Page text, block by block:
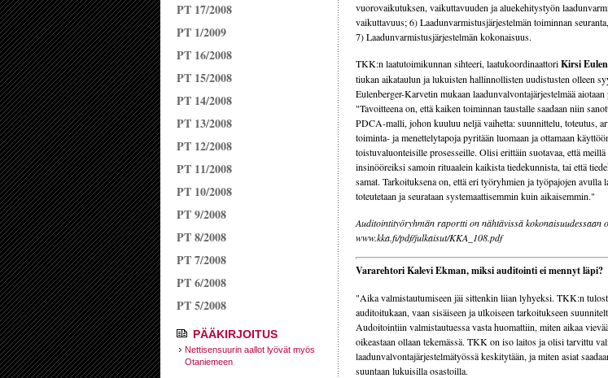
PT 17/2008
PT 1/2009
PT 16/2008
PT 15/2008
PT 14/2008
PT 13/2008
PT 12/2008
PT 11/2008
PT 10/2008
PT 9/2008
PT 8/2008
PT 7/2008
PT 6/2008
PT 5/2008
PÄÄKIRJOITUS
Nettisensuurin aallot lyövät myös
Otaniemeen
vuorovaikutuksen, vaikuttavuuden ja aluekehitystyön
vaikuttavuus; 6) Laadunvarmistusjärjestelmän toiminnan
7) Laadunvarmistusjärjestelmän kokonaisuus.
TKK:n laatutoimikunnan sihteeri, laatukoordinaattoriKirsi
tiukan aikataulun ja lukuisten hallinnollisten uudistusten olleen
Eulenberger-Karvetin mukaan laadunvalvontajärjestelmää
"Tavoitteena on, että kaiken toiminnan taustalle saadaan niin
PDCA-malli, johon kuuluu neljä vaihetta: suunnittelu, toteutus,
toiminta- ja menettelytapoja pyritään luomaan ja ottamaan
toistuvaluonteisille prosesseille. Olisi erittäin suotavaa, että
insinööreiksi samoin rituaalein kaikista tiedekunnista, tai että
samat. Tarkoituksena on, että eri työryhmien ja työpajojen avulla
toteutetaan ja seurataan systemaattisemmin kuin aikaisemmin."
Auditointityöryhmän raportti on nähtävissä kokonaisuudessaan
www.kka.fi/pdf/julkaisut/KKA_108.pdf
Vararehtori Kalevi Ekman, miksi auditointi ei mennyt läpi?
"Aika valmistautumiseen jäi sittenkin liian lyhyeksi. TKK:n
auditoitukaan, vaan sisäiseen ja ulkoiseen tarkoitukseen
Audoitointiin valmistautuessa vasta huomattiin, miten aikaa
oikeastaan ollaan tekemässä. TKK on iso laitos ja olisi tarvittu
laadunvalvontajärjestelmätyössä keskitytään, ja miten asiat
suuntaan lukuisilla osastoilla.